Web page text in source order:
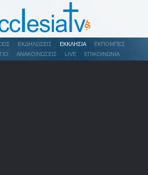
ΕΚΔΗΛΏΣΕΙΣ ΕΚΚΛΗΣΊΑ
ΕΚΠΟΜΠΈΣ
ΑΝΑΚΟΙΝΏΣΕΙΣ LIVE ΕΠΙΚΟΙΝΩΝΊΑ